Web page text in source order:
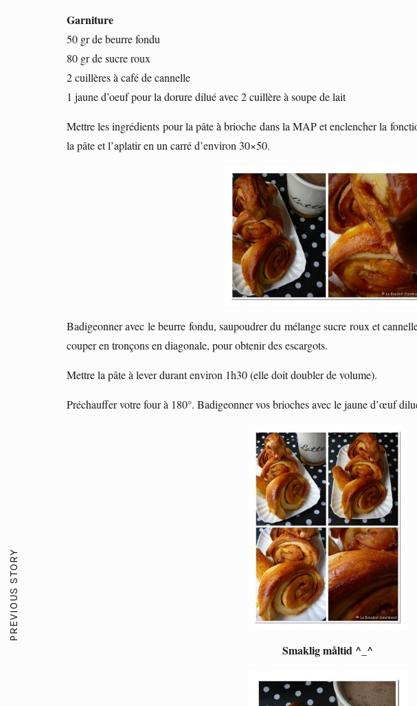
PREVIOUS STORY
Garniture
50 gr de beurre fondu
80 gr de sucre roux
2 cuillères à café de cannelle
1 jaune d’oeuf pour la dorure dilué avec 2 cuillère à soupe de lait
Mettre les ingrédients pour la pâte à brioche dans la MAP et enclencher la
la pâte et l’aplatir en un carré d’environ 30×50.
Badigeonner avec le beurre fondu, saupoudrer du mélange sucre roux et
couper en tronçons en diagonale, pour obtenir des escargots.
Mettre la pâte à lever durant environ 1h30 (elle doit doubler de volume).
Préchauffer votre four à 180°. Badigeonner vos brioches avec le jaune d’œuf
Smaklig måltid ^_^